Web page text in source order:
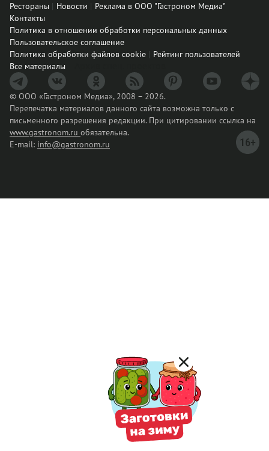
Рестораны
Новости
Реклама в ООО "Гастроном Медиа"
Контакты
Политика в отношении обработки персональных данных
Пользовательское соглашение
Политика обработки файлов cookie
Рейтинг пользователей
Все материалы
© ООО «Гастроном Медиа», 2008 – 2026.
Перепечатка материалов данного сайта возможна только с
письменного разрешения редакции. При цитировании ссылка на
www.gastronom.ru обязательна.
E-mail: info@gastronom.ru